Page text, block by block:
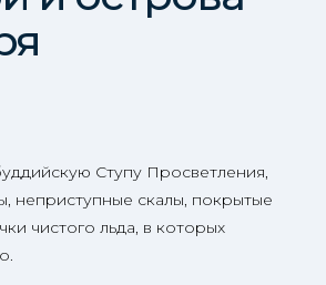
Ступу Просветления,
неприступные скалы, покрытые
чистого льда, в которых